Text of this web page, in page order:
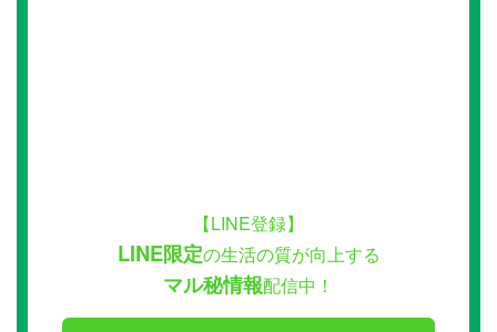
【LINE登録】
LINE限定の生活の質が向上する
マル秘情報配信中！